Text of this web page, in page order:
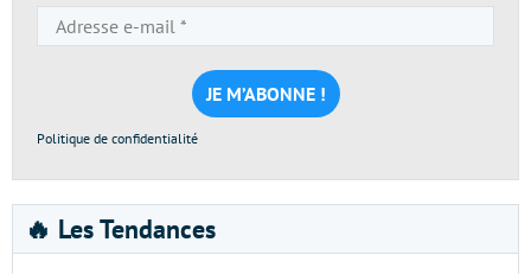
e-
mail
*
Politique de confidentialité
🔥 Les Tendances